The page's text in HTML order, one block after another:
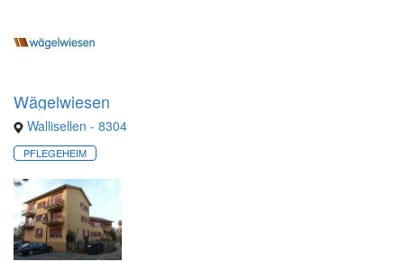
Wägelwiesen
Wallisellen - 8304
PFLEGEHEIM